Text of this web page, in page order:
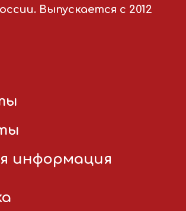
Выпускается с 2012
информация